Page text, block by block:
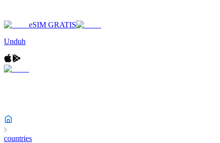
eSIM GRATIS
Unduh
countries